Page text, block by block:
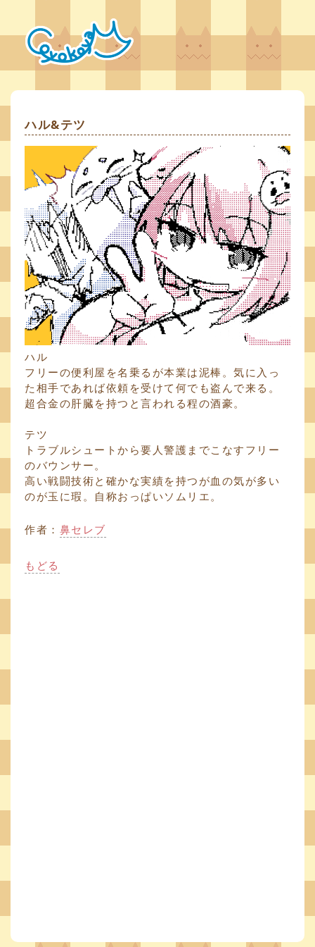
ハル&テツ
ハル
フリーの便利屋を名乗るが本業は泥棒。気に入っ
た相手であれば依頼を受けて何でも盗んで来る。
超合金の肝臓を持つと言われる程の酒豪。
テツ
トラブルシュートから要人警護までこなすフリー
のバウンサー。
高い戦闘技術と確かな実績を持つが血の気が多い
のが玉に瑕。自称おっぱいソムリエ。
作者： 鼻セレブ
もどる